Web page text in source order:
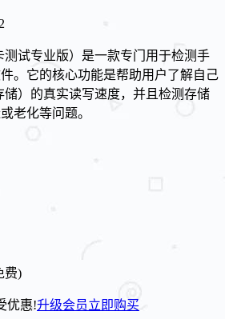
测试专业版）是一款专门用于检测手
。它的核心功能是帮助用户了解自己
储）的真实读写速度，并且检测存储
老化等问题。
费)
优惠!升级会员立即购买